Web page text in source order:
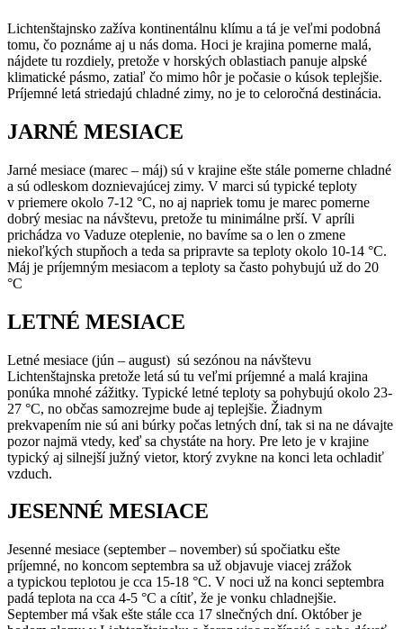
Lichtenštajnsko zažíva kontinentálnu klímu a tá je veľmi podobná
tomu, čo poznáme aj u nás doma. Hoci je krajina pomerne malá,
nájdete tu rozdiely, pretože v horských oblastiach panuje alpské
klimatické pásmo, zatiaľ čo mimo hôr je počasie o kúsok teplejšie.
Príjemné letá striedajú chladné zimy, no je to celoročná destinácia.
JARNÉ MESIACE
Jarné mesiace (marec – máj) sú v krajine ešte stále pomerne chladné
a sú odleskom doznievajúcej zimy. V marci sú typické teploty
v priemere okolo 7-12 °C, no aj napriek tomu je marec pomerne
dobrý mesiac na návštevu, pretože tu minimálne prší. V apríli
prichádza vo Vaduze oteplenie, no bavíme sa o len o zmene
niekoľkých stupňoch a teda sa pripravte sa teploty okolo 10-14 °C.
Máj je príjemným mesiacom a teploty sa často pohybujú už do 20
°C
LETNÉ MESIACE
Letné mesiace (jún – august) sú sezónou na návštevu
Lichtenštajnska pretože letá sú tu veľmi príjemné a malá krajina
ponúka mnohé zážitky. Typické letné teploty sa pohybujú okolo 23-
27 °C, no občas samozrejme bude aj teplejšie. Žiadnym
prekvapením nie sú ani búrky počas letných dní, tak si na ne dávajte
pozor najmä vtedy, keď sa chystáte na hory. Pre leto je v krajine
typický aj silnejší južný vietor, ktorý zvykne na konci leta ochladiť
vzduch.
JESENNÉ MESIACE
Jesenné mesiace (september – november) sú spočiatku ešte
príjemné, no koncom septembra sa už objavuje viacej zrážok
a typickou teplotou je cca 15-18 °C. V noci už na konci septembra
padá teplota na cca 4-5 °C a cítiť, že je vonku chladnejšie.
September má však ešte stále cca 17 slnečných dní. Október je